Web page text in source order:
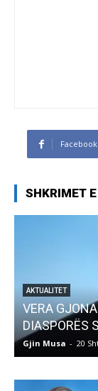
Facebook
SHKRIMET
AKTUALITET
Pregaditi
Gjin Musa 8